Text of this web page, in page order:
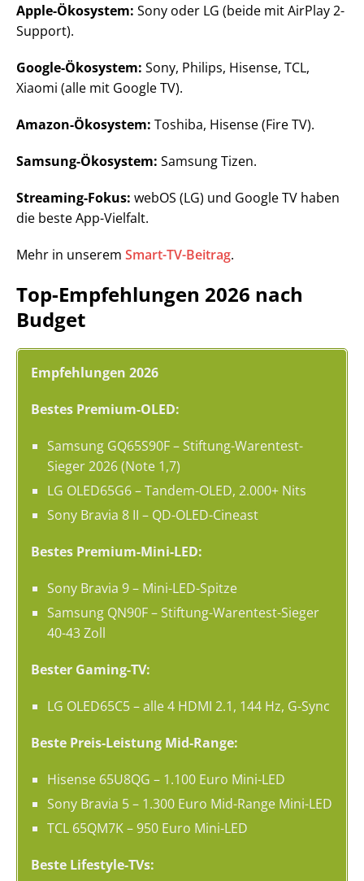
Apple-Ökosystem: Sony oder LG (beide mit AirPlay 2-
Support).
Google-Ökosystem: Sony, Philips, Hisense, TCL,
Xiaomi (alle mit Google TV).
Amazon-Ökosystem: Toshiba, Hisense (Fire TV).
Samsung-Ökosystem: Samsung Tizen.
Streaming-Fokus: webOS (LG) und Google TV haben
die beste App-Vielfalt.
Mehr in unserem Smart-TV-Beitrag.
Top-Empfehlungen 2026 nach
Budget
Empfehlungen 2026
Bestes Premium-OLED:
Samsung GQ65S90F – Stiftung-Warentest-
Sieger 2026 (Note 1,7)
LG OLED65G6 – Tandem-OLED, 2.000+ Nits
Sony Bravia 8 II – QD-OLED-Cineast
Bestes Premium-Mini-LED:
Sony Bravia 9 – Mini-LED-Spitze
Samsung QN90F – Stiftung-Warentest-Sieger
40-43 Zoll
Bester Gaming-TV:
LG OLED65C5 – alle 4 HDMI 2.1, 144 Hz, G-Sync
Beste Preis-Leistung Mid-Range:
Hisense 65U8QG – 1.100 Euro Mini-LED
Sony Bravia 5 – 1.300 Euro Mid-Range Mini-LED
TCL 65QM7K – 950 Euro Mini-LED
Beste Lifestyle-TVs: